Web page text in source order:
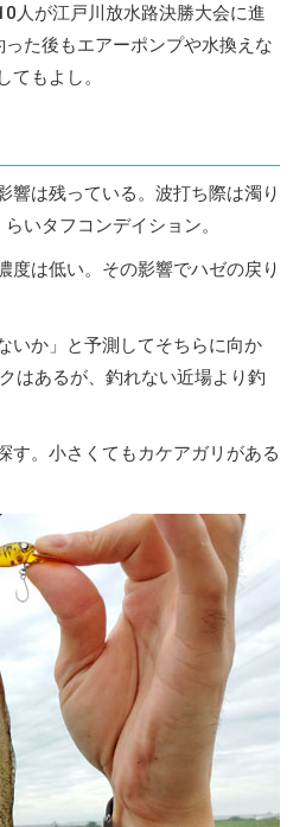
人が江戸川放水路決勝大会に進
た後もエアーポンプや水換えな
もよし。
は残っている。波打ち際は濁り
いタフコンデイション。
度は低い。その影響でハゼの戻り
いか」と予測してそちらに向か
はあるが、釣れない近場より釣
す。小さくてもカケアガリがある